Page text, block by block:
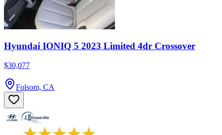
Hyundai IONIQ 5 2023 Limited 4dr Crossover
$30,077
Folsom, CA